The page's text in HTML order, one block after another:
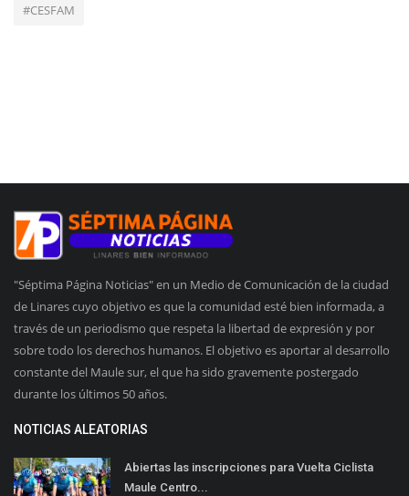
#CESFAM
"Séptima Página Noticias" en un Medio de Comunicación de la ciudad
de Linares cuyo objetivo es que la comunidad esté bien informada, a
través de un periodismo que respeta la libertad de expresión y por
sobre todo los derechos humanos. El objetivo es aportar al desarrollo
constante del Maule sur, el que ha sido gravemente postergado
durante los últimos 50 años.
NOTICIAS ALEATORIAS
Abiertas las inscripciones para Vuelta Ciclista
Maule Centro...